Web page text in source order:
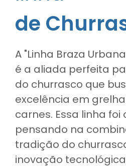
de
A "Linha Braza
é a aliada perfeita
do churrasco que
excelência em
carnes. Essa linha foi
pensando na
tradição do
inovação